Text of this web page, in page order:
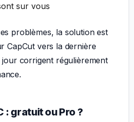
sur vous
problèmes, la solution est
CapCut vers la dernière
jour corrigent régulièrement
: gratuit ou Pro ?